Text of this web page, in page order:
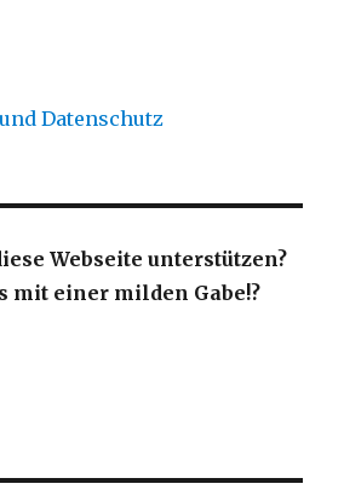
Datenschutz
Webseite unterstützen?
mit einer milden Gabe!?